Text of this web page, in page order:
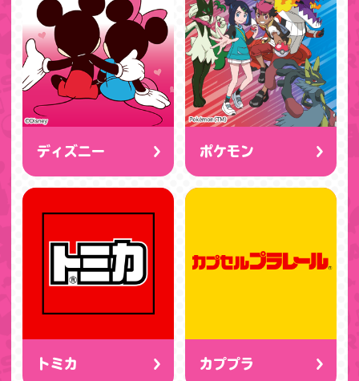
ディズニー ポケモン
トミカ カププラ